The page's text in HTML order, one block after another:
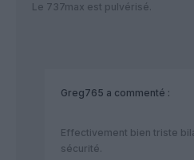
Le 737max est pulvérisé.
Greg765 a commenté :
Effectivement bien triste
sécurité.